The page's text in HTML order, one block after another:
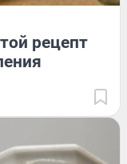
рецепт